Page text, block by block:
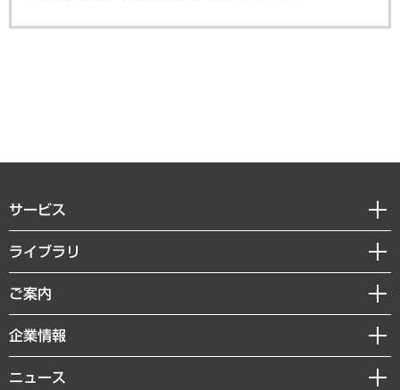
サービス
経営戦略
組織・人事戦略
デジタルイノベーション
共生・ダイバーシティ
ライブラリ
経済調査
レポート
コラム
ご案内
セミナー・イベント情報
MUFGビジネスセミナー
受託案件情報
企業情報
私たちの想い
ニュース